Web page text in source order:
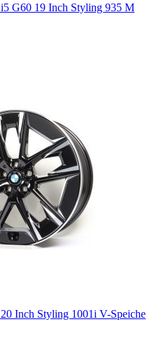
G60 19 Inch Styling 935 M
Inch Styling 1001i V-Speiche